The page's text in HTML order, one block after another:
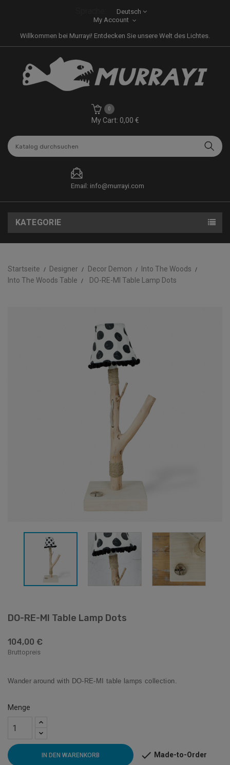
Deutsch
My Account
Willkommen bei Murrayi! Entdecken Sie unsere Welt des Lichtes.
My Cart: 0,00 €
0
Email: info@murrayi.com
KATEGORIE
Startseite Designer Decor Demon
Into The Woods
Into The Woods Table
DO-RE-MI Table Lamp Dots
DO-RE-MI Table Lamp Dots
104,00 €
Bruttopreis
Wander around with DO-RE-MI table lamps collection.
Menge
IN DEN WARENKORB  Made-to-Order